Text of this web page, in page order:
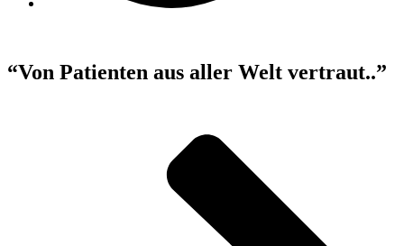
“Von Patienten aus aller Welt vertraut..”